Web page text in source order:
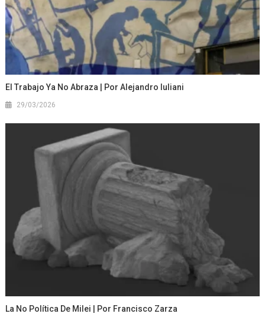
El Trabajo Ya No Abraza | Por Alejandro Iuliani
29/03/2026
La No Política De Milei | Por Francisco Zarza